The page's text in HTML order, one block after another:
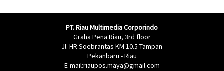
PT. Riau Multimedia Corporindo
Graha Pena Riau, 3rd floor
Jl. HR Soebrantas KM 10.5 Tampan
Pekanbaru - Riau
E-mail:riaupos.maya@gmail.com